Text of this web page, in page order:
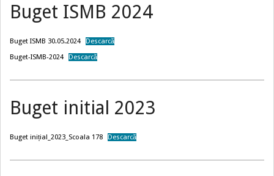
Buget ISMB 2024
Buget ISMB 30.05.2024
Descarcă
Buget-ISMB-2024
Descarcă
Buget initial 2023
Buget inițial_2023_Scoala 178 Descarcă